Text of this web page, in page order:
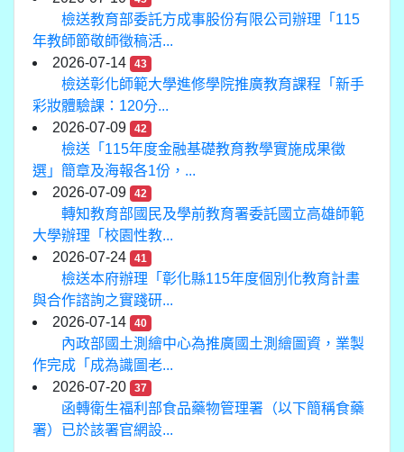
檢送教育部委託方成事股份有限公司辦理「115
年教師節敬師徵稿活...
2026-07-14
43
檢送彰化師範大學進修學院推廣教育課程「新手
彩妝體驗課：120分...
2026-07-09
42
檢送「115年度金融基礎教育教學實施成果徵
選」簡章及海報各1份，...
2026-07-09
42
轉知教育部國民及學前教育署委託國立高雄師範
大學辦理「校園性教...
2026-07-24
41
檢送本府辦理「彰化縣115年度個別化教育計畫
與合作諮詢之實踐研...
2026-07-14
40
內政部國土測繪中心為推廣國土測繪圖資，業製
作完成「成為識圖老...
2026-07-20
37
函轉衛生福利部食品藥物管理署（以下簡稱食藥
署）已於該署官網設...